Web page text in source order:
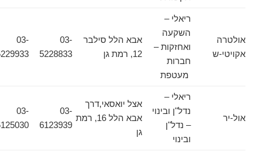
אולטרה
אקויטי-ש
ריאלי –
השקעה
ואחזקות –
חברות
מעטפת
אבא הלל סילבר
12, רמת גן
03-
5228833
03-
5229933
אול-יר
ריאלי –
נדל"ן ובינוי
– נדל"ן
ובינוי
אצל יואסאי,דרך
אבא הלל 16, רמת
03-
6123939
03-
6125030